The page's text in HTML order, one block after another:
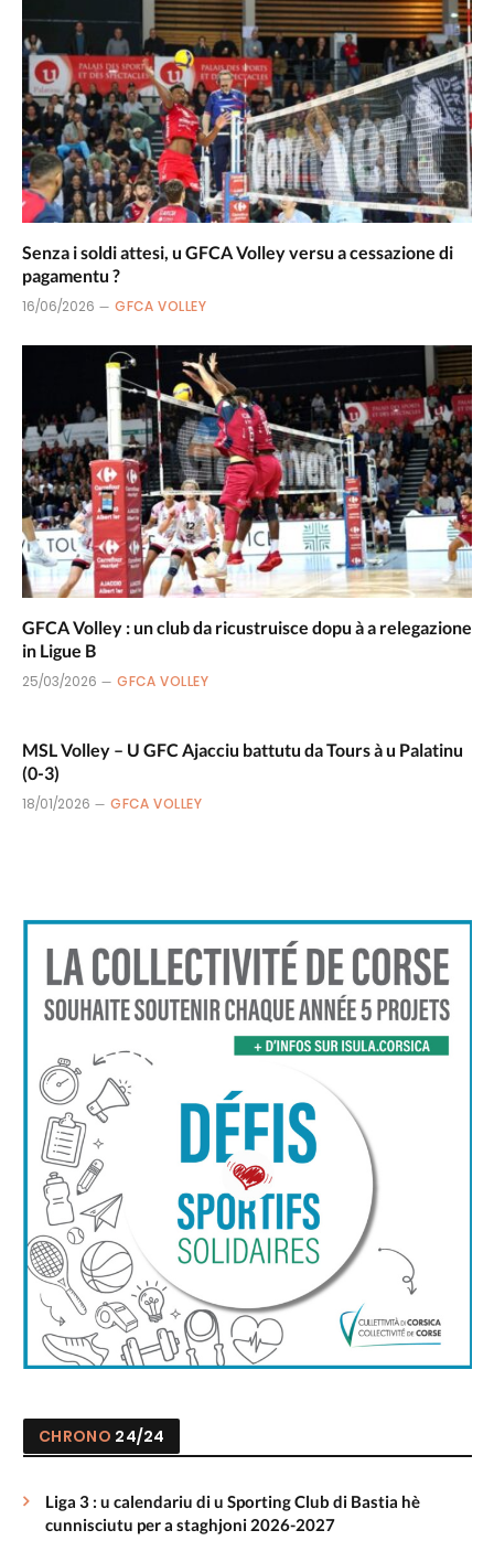
Senza i soldi attesi, u GFCA Volley versu a cessazione di
pagamentu ?
16/06/2026 GFCA VOLLEY
GFCA Volley : un club da ricustruisce dopu à a relegazione
in Ligue B
25/03/2026 GFCA VOLLEY
MSL Volley – U GFC Ajacciu battutu da Tours à u Palatinu
(0-3)
18/01/2026 GFCA VOLLEY
CHRONO 24/24
Liga 3 : u calendariu di u Sporting Club di Bastia hè
cunnisciutu per a staghjoni 2026-2027